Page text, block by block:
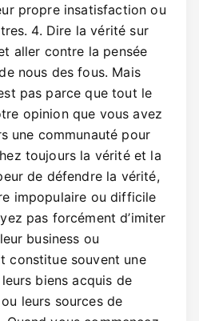
propre insatisfaction ou
4. Dire la vérité sur
aller contre la pensée
nous des fous. Mais
pas parce que tout le
opinion que vous avez
une communauté pour
toujours la vérité et la
de défendre la vérité,
impopulaire ou difficile
pas forcément d’imiter
business ou
constitue souvent une
biens acquis de
leurs sources de